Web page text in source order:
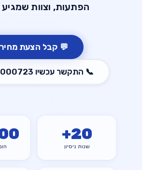
הפתעות, וצוות שמגיע
💬 קבל הצעת מחיר
📞 התקשר עכשיו
20
+
שנות ניסיון